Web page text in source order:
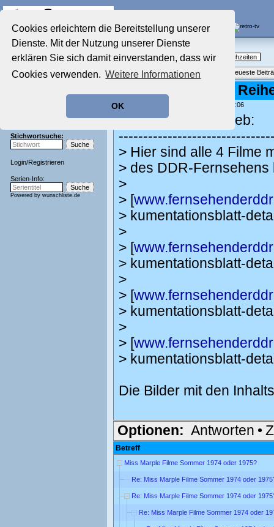
Cookies erleichtern die Bereitstellung unserer
Dienste. Mit der Nutzung unserer Dienste
erklären Sie sich damit einverstanden, dass wir
Cookies verwenden. Weitere Informationen
OK
Startseite
Aktuelles Forum
Film-Forum
Zeichentrick-Forum
Stichwortsuche:
Login/Registrieren
Serien-Info:
Powered by wunschliste.de
Nostalgieecke
TV-Erinnerungen an gute, alte Fernsehzeiten
Themenübersicht • Neues Thema Neueste
Re: Miss Marple -
geschrieben von: , 09.09.23 14:06
Fritz Fröhlich schrieb:
> Hier sind alle 4 Filme
> des DDR-Fernsehens
>
> [
> kumentationsblatt-
>
> [
> kumentationsblatt-
>
> [
> kumentationsblatt-
>
> [
> kumentationsblatt-
Die Bilder mit den
Optionen: Antworten •
Betreff
Miss Marple Filme Sommer 1974 oder 1975?
Re: Miss Marple Filme Sommer 1974 oder
Re: Miss Marple Filme Sommer 1974 oder
Re: Miss Marple Filme Sommer 1974 oder